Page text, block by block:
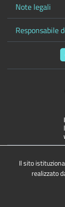
Note legali
Responsabile
Il sito
realizzato